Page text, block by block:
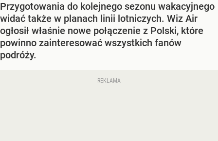
Przygotowania do kolejnego sezonu wakacyjnego
widać także w planach linii lotniczych. Wiz Air
ogłosił właśnie nowe połączenie z Polski, które
powinno zainteresować wszystkich fanów
podróży.